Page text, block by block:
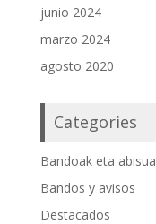
junio 2024
marzo 2024
agosto 2020
Categories
Bandoak eta
Bandos y avisos
Destacados